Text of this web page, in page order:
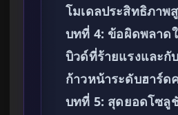
โมเดลประสิทธิภาพ
บทที่ 4: ข้อผิดพลาด
บิวด์ที่ร้ายแรงและกั
ก้าวหน้าระดับฮาร์ด
บทที่ 5: สุดยอดโซลู